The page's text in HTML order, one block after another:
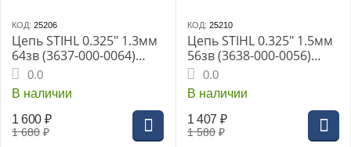
КОД: 25206
Цепь STIHL 0.325" 1.3мм
64зв (3637-000-0064)
23RSС
0.0
В наличии
1 680 ₽
1 600 ₽
КОД: 25210
Цепь STIHL 0.325" 1.5мм
56зв (3638-000-0056)
25RSC
0.0
В наличии
1 580 ₽
1 407 ₽